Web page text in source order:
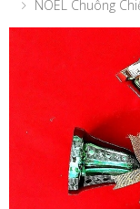
NOEL Chuông